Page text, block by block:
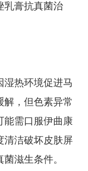
乳膏抗真菌治
湿热环境促进马
解，但色素异常
能需口服伊曲康
清洁破坏皮肤屏
滋生条件。